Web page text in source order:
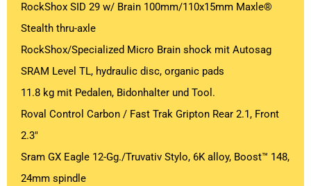
RockShox SID 29 w/ Brain 100mm/110x15mm Maxle®
Stealth thru-axle
RockShox/Specialized Micro Brain shock mit Autosag
SRAM Level TL, hydraulic disc, organic pads
11.8 kg mit Pedalen, Bidonhalter und Tool.
Roval Control Carbon / Fast Trak Gripton Rear 2.1, Front
2.3″
Sram GX Eagle 12-Gg./Truvativ Stylo, 6K alloy, Boost™ 148,
24mm spindle